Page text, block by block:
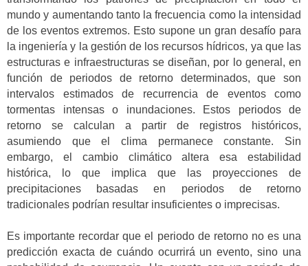
mundo y aumentando tanto la frecuencia como la intensidad
de los eventos extremos. Esto supone un gran desafío para
la ingeniería y la gestión de los recursos hídricos, ya que las
estructuras e infraestructuras se diseñan, por lo general, en
función de periodos de retorno determinados, que son
intervalos estimados de recurrencia de eventos como
tormentas intensas o inundaciones. Estos periodos de
retorno se calculan a partir de registros históricos,
asumiendo que el clima permanece constante. Sin
embargo, el cambio climático altera esa estabilidad
histórica, lo que implica que las proyecciones de
precipitaciones basadas en periodos de retorno
tradicionales podrían resultar insuficientes o imprecisas.
Es importante recordar que el periodo de retorno no es una
predicción exacta de cuándo ocurrirá un evento, sino una